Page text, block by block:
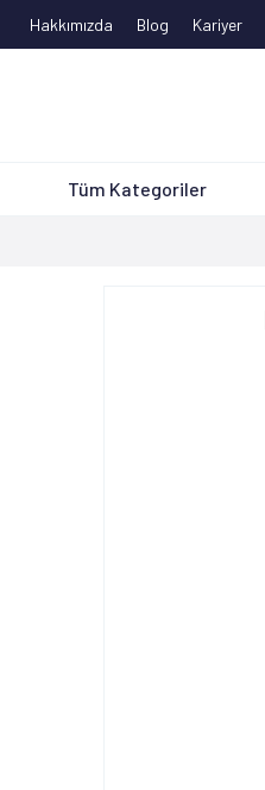
Hakkımızda Blog Kariyer
Tüm Kategoriler